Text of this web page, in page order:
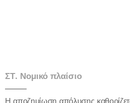
ΣΤ. Νομικό πλαίσιο